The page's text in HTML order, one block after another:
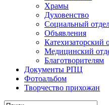
Храмы
Духовенство
Социальный
Объявления
Катехизаторский
Медицинский
Благотворителям
Документы РПЦ
Фотоальбом
Творчество прихожан